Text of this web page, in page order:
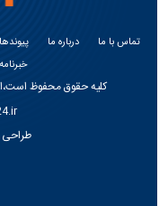
تماس با ما درباره ما پیوندها
خبرنامه
کلیه حقوق محفوظ
طراحی